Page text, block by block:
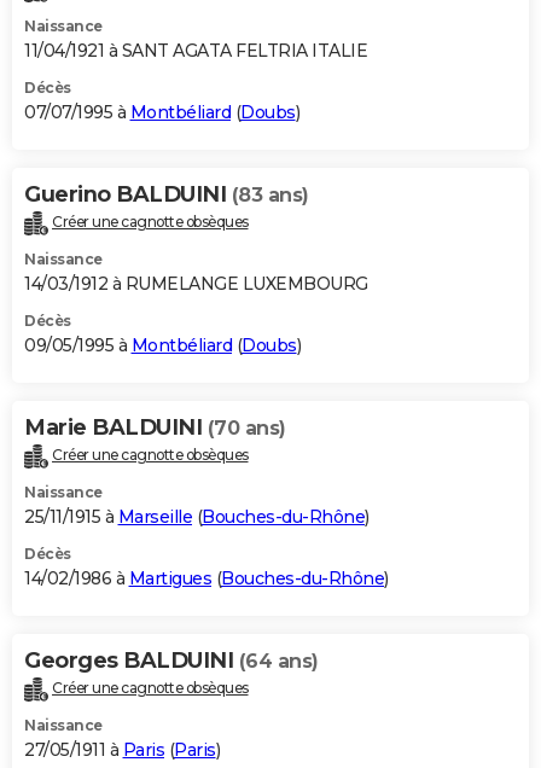
Naissance
11/04/1921 à SANT AGATA FELTRIA ITALIE
Décès
07/07/1995 à Montbéliard (Doubs)
Guerino BALDUINI (83 ans)
Créer une cagnotte obsèques
Naissance
14/03/1912 à RUMELANGE LUXEMBOURG
Décès
09/05/1995 à Montbéliard (Doubs)
Marie BALDUINI (70 ans)
Créer une cagnotte obsèques
Naissance
25/11/1915 à Marseille (Bouches-du-Rhône)
Décès
14/02/1986 à Martigues (Bouches-du-Rhône)
Georges BALDUINI (64 ans)
Créer une cagnotte obsèques
Naissance
27/05/1911 à Paris (Paris)